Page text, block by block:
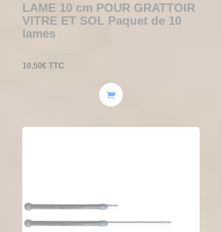
LAME 10 cm POUR GRATTOIR
VITRE ET SOL Paquet de 10
lames
10,50€ TTC